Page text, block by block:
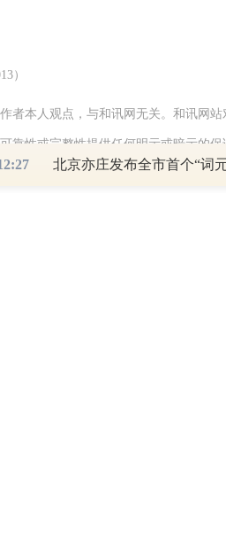
）
者本人观点，与和讯网无关。和讯网
靠性或完整性提供任何明示或暗示的
北京亦庄发布全市首个“词